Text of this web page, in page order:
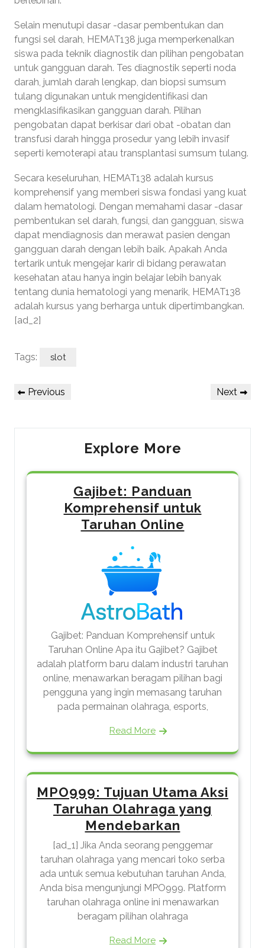
Selain menutupi dasar -dasar pembentukan dan
fungsi sel darah, HEMAT138 juga memperkenalkan
siswa pada teknik diagnostik dan pilihan pengobatan
untuk gangguan darah. Tes diagnostik seperti noda
darah, jumlah darah lengkap, dan biopsi sumsum
tulang digunakan untuk mengidentifikasi dan
mengklasifikasikan gangguan darah. Pilihan
pengobatan dapat berkisar dari obat -obatan dan
transfusi darah hingga prosedur yang lebih invasif
seperti kemoterapi atau transplantasi sumsum tulang.
Secara keseluruhan, HEMAT138 adalah kursus
komprehensif yang memberi siswa fondasi yang kuat
dalam hematologi. Dengan memahami dasar -dasar
pembentukan sel darah, fungsi, dan gangguan, siswa
dapat mendiagnosis dan merawat pasien dengan
gangguan darah dengan lebih baik. Apakah Anda
tertarik untuk mengejar karir di bidang perawatan
kesehatan atau hanya ingin belajar lebih banyak
tentang dunia hematologi yang menarik, HEMAT138
adalah kursus yang berharga untuk dipertimbangkan.
[ad_2]
Tags: slot
Post
Previous
Previous
Next
Next
Explore More
Gajibet: Panduan
Komprehensif untuk
Taruhan Online
Gajibet: Panduan Komprehensif untuk
Taruhan Online Apa itu Gajibet? Gajibet
adalah platform baru dalam industri taruhan
online, menawarkan beragam pilihan bagi
pengguna yang ingin memasang taruhan
pada permainan olahraga, esports,
Read More
MPO999: Tujuan Utama Aksi
Taruhan Olahraga yang
Mendebarkan
[ad_1] Jika Anda seorang penggemar
taruhan olahraga yang mencari toko serba
ada untuk semua kebutuhan taruhan Anda,
Anda bisa mengunjungi MPO999. Platform
taruhan olahraga online ini menawarkan
beragam pilihan olahraga
Read More